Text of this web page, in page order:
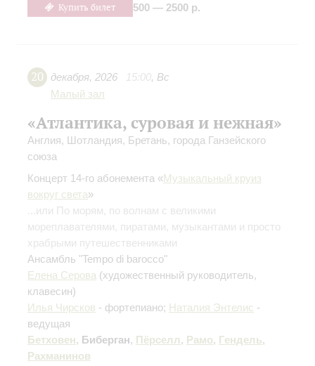
Купить билет 500 — 2500 р.
20 декабря, 2026 15:00, Вс
Малый зал
«Атлантика, суровая и нежная»
Англия, Шотландия, Бретань, города Ганзейского
союза
Концерт 14-го абонемента «Музыкальный круиз
вокруг света»
...или По морям, по волнам с великими
мореплавателями, пиратами, музыкантами и просто
храбрыми путешественниками
Ансамбль "Tempo di barocco"
Елена Серова (художественный руководитель,
клавесин)
Илья Чирсков - фортепиано; Наталия Энтелис -
ведущая
Бетховен, Биберган, Пёрселл, Рамо, Гендель,
Рахманинов